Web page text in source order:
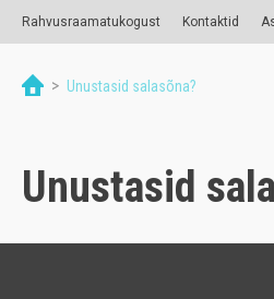
Rahvusraamatukogust Kontaktid
> Unustasid salasõna?
Unustasid